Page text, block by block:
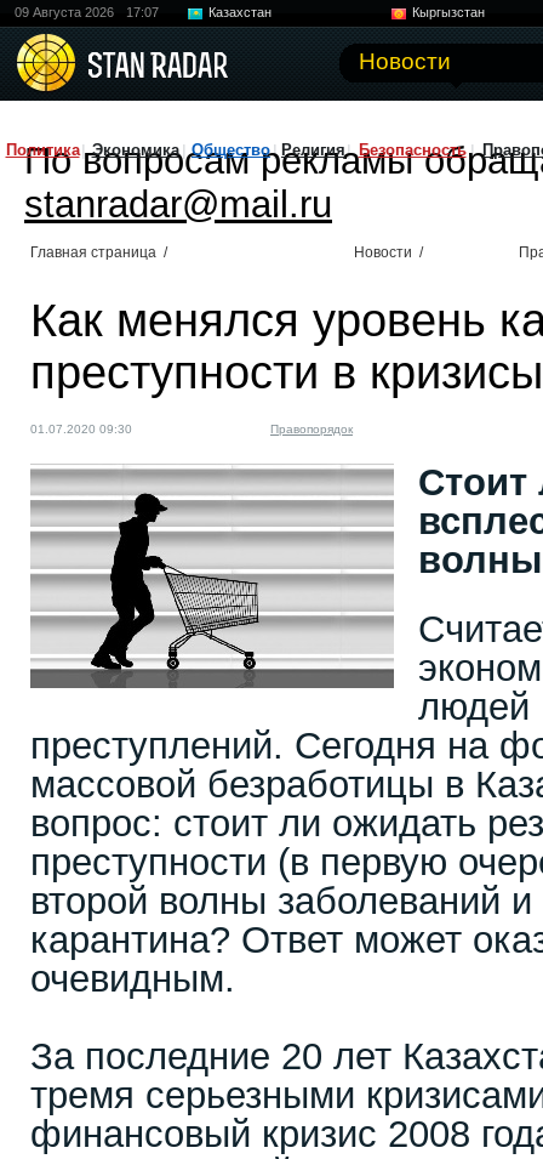
09 Августа 2026 17:07 Казахстан
Кыргызстан
Новости
Политика Экономика Общество Религия Безопасность
По вопросам рекламы
stanradar@mail.ru
Главная страница / Новости /
Как менялся уровень
преступности в кризисы
01.07.2020 09:30 Правопорядок
людей
преступлений. Сегодня на
массовой безработицы в
вопрос: стоит ли ожидать
преступности (в первую
второй волны заболеваний
карантина? Ответ может
очевидным.
За последние 20 лет
тремя серьезными
финансовый кризис 2008